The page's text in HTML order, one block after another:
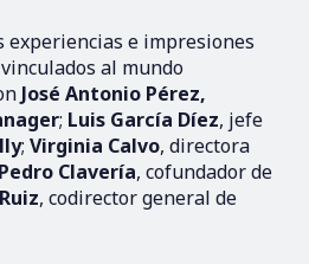
experiencias e impresiones
al mundo
José Antonio Pérez,
; Luis García Díez, jefe
; Virginia Calvo, directora
Pedro Clavería, cofundador de
, codirector general de